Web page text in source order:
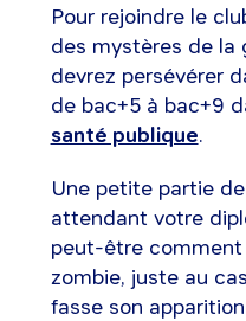
Pour rejoindre le
des mystères de la
devrez persévérer
de bac+5 à bac+9
santé publique.
Une petite partie
attendant votre
peut-être comment
zombie, juste au
fasse son